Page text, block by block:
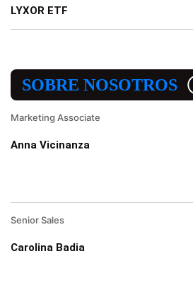
LYXOR ETF
SOBRE NOSOTROS
Marketing Associate
Anna Vicinanza
Senior Sales
Carolina Badia